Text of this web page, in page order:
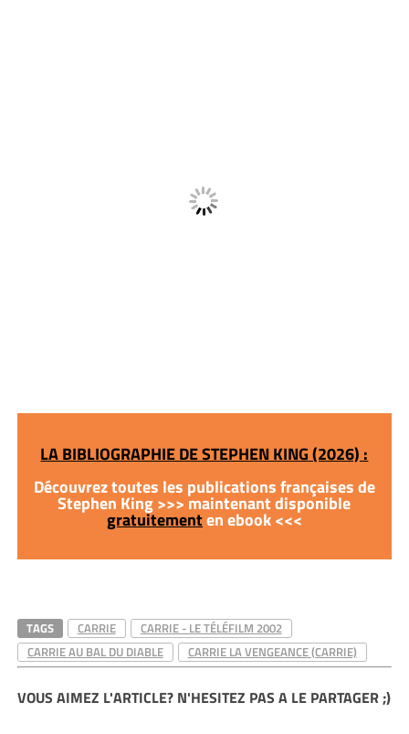
LA BIBLIOGRAPHIE DE STEPHEN KING (2026) :
Découvrez toutes les publications françaises de
Stephen King >>> maintenant disponible
gratuitementen ebook <<<
TAGS CARRIE
CARRIE - LE TÉLÉFILM 2002
CARRIE AU BAL DU DIABLE
CARRIE LA VENGEANCE (CARRIE)
VOUS AIMEZ L'ARTICLE? N'HESITEZ PAS A LE PARTAGER ;)